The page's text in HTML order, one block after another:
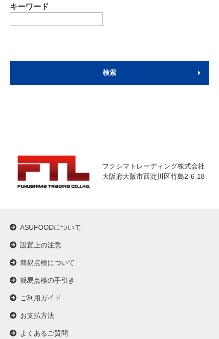
キーワード
フクシマトレーディング株式会社
大阪府大阪市西淀川区竹島2-6-18
ASUFOODについて
設置上の注意
簡易点検について
簡易点検の手引き
ご利用ガイド
お支払方法
よくあるご質問